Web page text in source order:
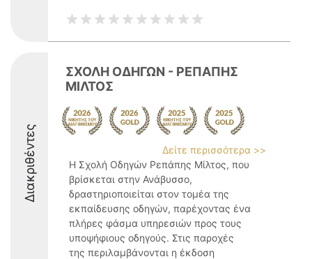
Διακριθέντες
ΣΧΟΛΗ ΟΔΗΓΩΝ - ΡΕΠΑΠΗΣ
ΜΙΛΤΟΣ
Δείτε περισσότερα >>
Η Σχολή Οδηγών Ρεπάπης Μίλτος, που
βρίσκεται στην Ανάβυσσο,
δραστηριοποιείται στον τομέα της
εκπαίδευσης οδηγών, παρέχοντας ένα
πλήρες φάσμα υπηρεσιών προς τους
υποψήφιους οδηγούς. Στις παροχές
της περιλαμβάνονται η έκδοση